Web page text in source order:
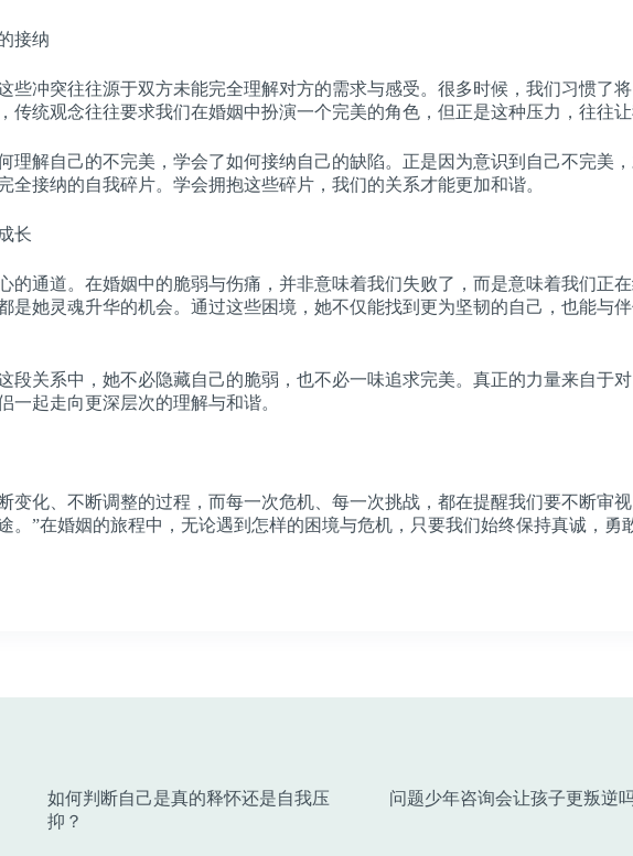
接纳
些冲突往往源于双方未能完全理解对方的需求与感受。很多时候，我们习惯了
传统观念往往要求我们在婚姻中扮演一个完美的角色，但正是这种压力，往往让
理解自己的不完美，学会了如何接纳自己的缺陷。正是因为意识到自己不完美
全接纳的自我碎片。学会拥抱这些碎片，我们的关系才能更加和谐。
长
的通道。在婚姻中的脆弱与伤痛，并非意味着我们失败了，而是意味着我们正
是她灵魂升华的机会。通过这些困境，她不仅能找到更为坚韧的自己，也能与
段关系中，她不必隐藏自己的脆弱，也不必一味追求完美。真正的力量来自于
一起走向更深层次的理解与和谐。
变化、不断调整的过程，而每一次危机、每一次挑战，都在提醒我们要不断审
。”在婚姻的旅程中，无论遇到怎样的困境与危机，只要我们始终保持真诚，
如何判断自己是真的释怀还是自我压
抑？
问题少年咨询会让孩子更叛逆